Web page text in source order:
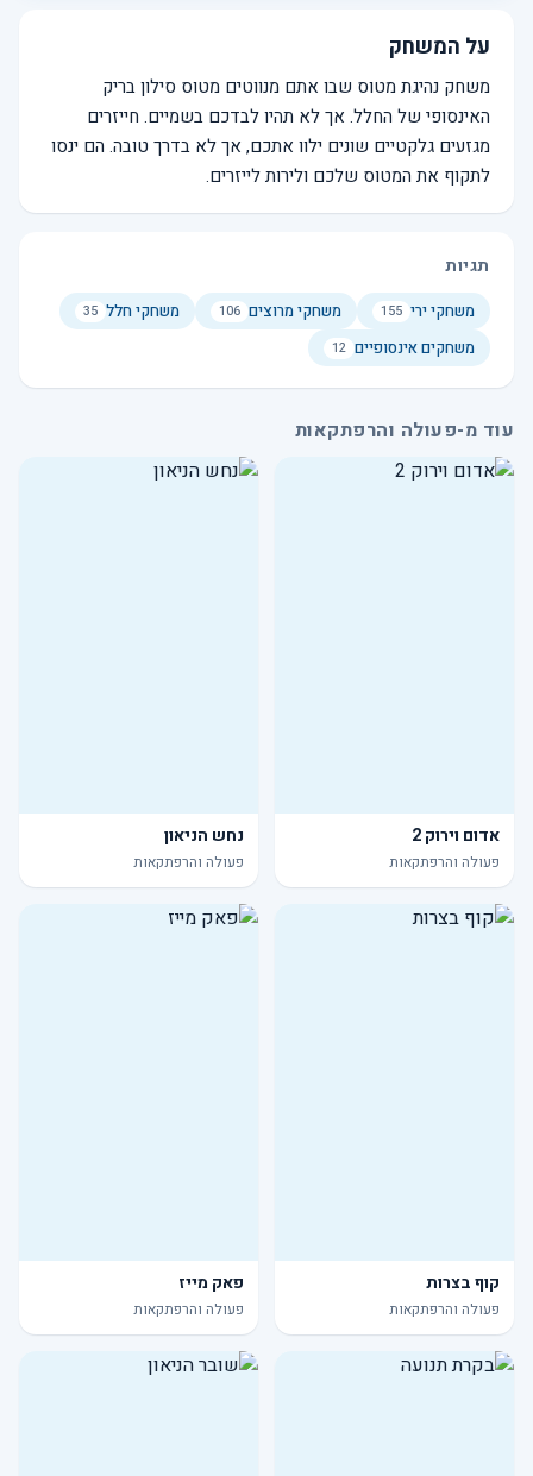
על המשחק
משחק נהיגת מטוס שבו אתם מנווטים מטוס סילון בריק
האינסופי של החלל. אך לא תהיו לבדכם בשמיים. חייזרים
מגזעים גלקטיים שונים ילוו אתכם, אך לא בדרך טובה. הם ינסו
לתקוף את המטוס שלכם ולירות לייזרים.
תגיות
משחקי ירי 155 משחקי מרוצים 106 משחקי חלל 35
משחקים אינסופיים 12
עוד מ-פעולה והרפתקאות
אדום וירוק 2
פעולה והרפתקאות
נחש הניאון
פעולה והרפתקאות
קוף בצרות
פעולה והרפתקאות
פאק מייז
פעולה והרפתקאות